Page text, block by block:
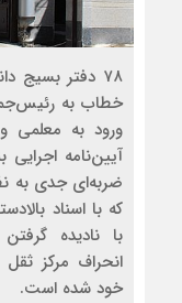
۷۸ دفتر بسیج
خطاب به
ورود به معلمی
ضربه‌ای جدی به
که با اسناد
با نادیده
انحراف مرکز
خود شده است.